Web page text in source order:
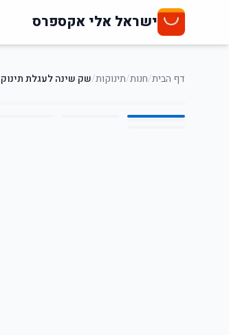
ישראל אלי אקספרס
דף הבית/חנות/תינוקות/שק שינה לעגלת תינוק
1
/
6